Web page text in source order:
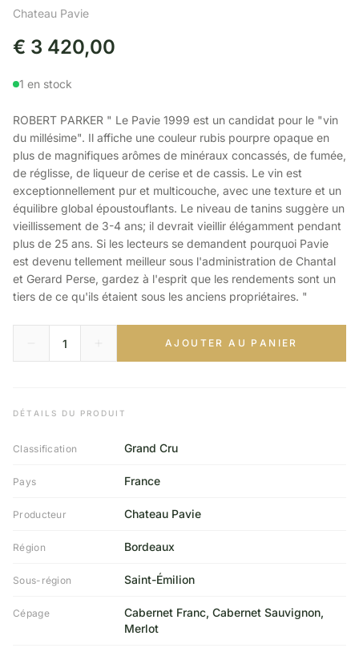
Chateau Pavie
€ 3 420,00
1 en stock
ROBERT PARKER " Le Pavie 1999 est un candidat pour le "vin
du millésime". Il affiche une couleur rubis pourpre opaque en
plus de magnifiques arômes de minéraux concassés, de fumée,
de réglisse, de liqueur de cerise et de cassis. Le vin est
exceptionnellement pur et multicouche, avec une texture et un
équilibre global époustouflants. Le niveau de tanins suggère un
vieillissement de 3-4 ans; il devrait vieillir élégamment pendant
plus de 25 ans. Si les lecteurs se demandent pourquoi Pavie
est devenu tellement meilleur sous l'administration de Chantal
et Gerard Perse, gardez à l'esprit que les rendements sont un
tiers de ce qu'ils étaient sous les anciens propriétaires. "
AJOUTER AU PANIER
DÉTAILS DU PRODUIT
Classification Grand Cru
Pays France
Producteur Chateau Pavie
Région Bordeaux
Sous-région Saint-Émilion
Cépage
Cabernet Franc, Cabernet Sauvignon,
Merlot